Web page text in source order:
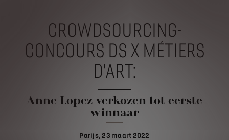
CROWDSOURCING-
CONCOURS DS X MÉTIERS
D'ART:
Anne Lopez verkozen tot eerste
winnaar
Parijs, 23 maart 2022